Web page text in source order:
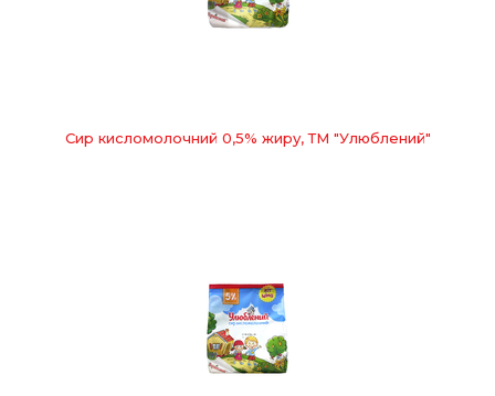
Сир кисломолочний 0,5% жиру, ТМ "Улюблений"